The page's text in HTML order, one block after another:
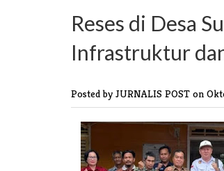
Reses di Desa
Infrastruktur
Posted by JURNALIS POST on